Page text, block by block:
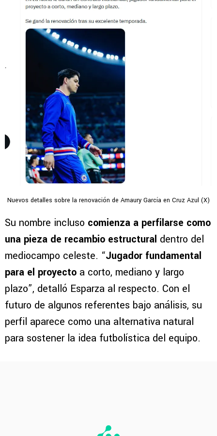
Nuevos detalles sobre la renovación de Amaury García en Cruz Azul (X)
Su nombre incluso comienza a perfilarse como
una pieza de recambio estructural dentro del
mediocampo celeste. “Jugador fundamental
para el proyecto a corto, mediano y largo
plazo”, detalló Esparza al respecto. Con el
futuro de algunos referentes bajo análisis, su
perfil aparece como una alternativa natural
para sostener la idea futbolística del equipo.